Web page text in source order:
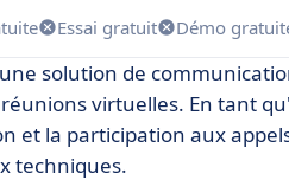
Essai gratuit Démo
solution de
virtuelles. En tant
et la participation aux
techniques.